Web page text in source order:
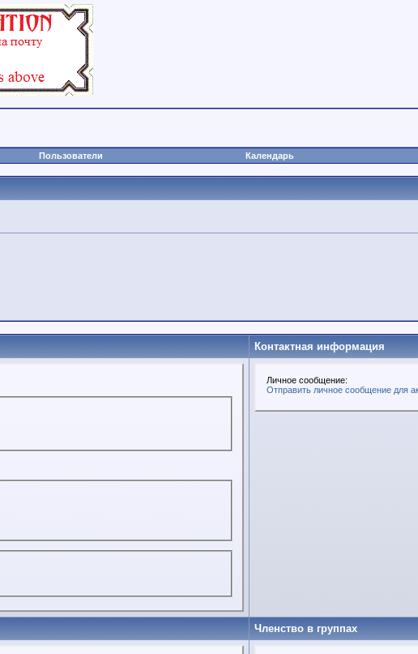
Пользователи Календарь
Контактная информация
Личное сообщение:
Отправить личное сообщение для
Членство в группах